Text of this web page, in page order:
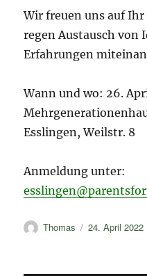
Wir freuen uns auf
regen Austausch von
Erfahrungen
Wann und wo: 26.
Esslingen, Weilstr. 8
Anmeldung unter:
Autor
Thomas
Veröffentlicht
24. April 2022